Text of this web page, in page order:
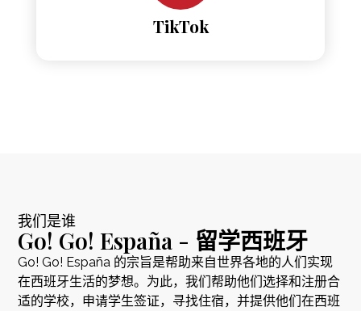
TikTok
我们是谁
Go! Go! España - 留学西班牙
Go! Go! España 的宗旨是帮助来自世界各地的人们实现
在西班牙生活的梦想。为此，我们帮助他们选择和注册合
适的学校，申请学生签证，寻找住宿，并提供他们在西班